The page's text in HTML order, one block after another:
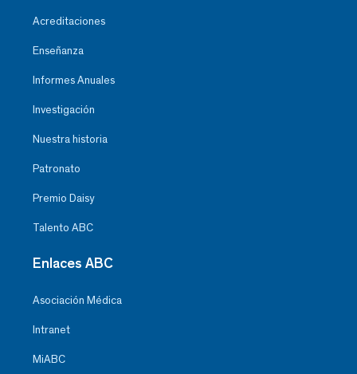
Acreditaciones
Enseñanza
Informes Anuales
Investigación
Nuestra historia
Patronato
Premio Daisy
Talento ABC
Enlaces ABC
Asociación Médica
Intranet
MiABC